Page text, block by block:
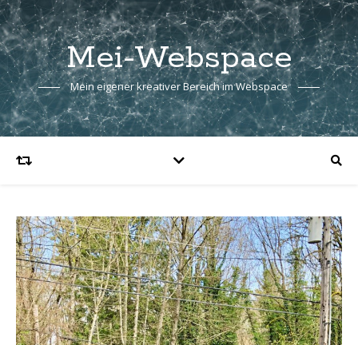
Mei-Webspace
Mein eigener kreativer Bereich im Webspace